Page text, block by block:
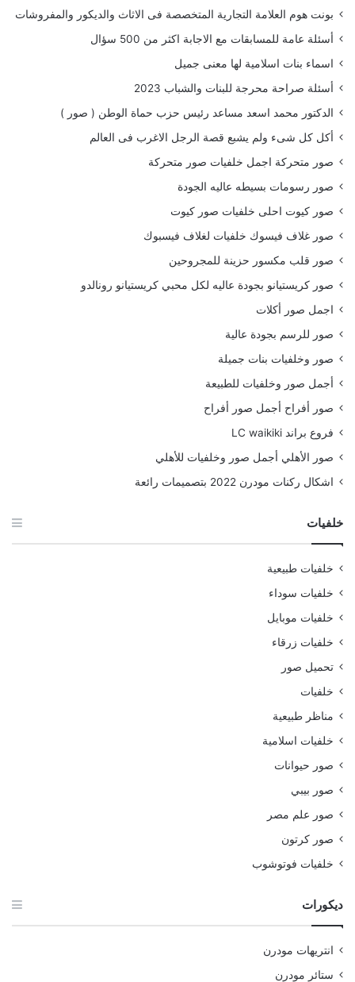
بونت هوم العلامة التجارية المتخصصة فى الاثاث والديكور والمفروشات
أسئلة عامة للمسابقات مع الاجابة اكثر من 500 سؤال
اسماء بنات اسلامية لها معنى جميل
أسئلة صراحة محرجة للبنات والشباب 2023
الدكتور محمد اسعد مساعد رئيس حزب حماة الوطن ( صور )
أكل كل شىء ولم يشبع قصة الرجل الاغرب فى العالم
صور متحركة اجمل خلفيات صور متحركة
صور رسومات بسيطه عاليه الجودة
صور كيوت احلى خلفيات صور كيوت
صور غلاف فيسوك خلفيات لغلاف فيسبوك
صور قلب مكسور حزينة للمجروحين
صور كريستيانو بجودة عاليه لكل محبي كريستيانو رونالدو
اجمل صور أكلات
صور للرسم بجودة عالية
صور وخلفيات بنات جميلة
أجمل صور وخلفيات للطبيعة
صور أفراح أجمل صور أفراح
فروع براند LC waikiki
صور الأهلي أجمل صور وخلفيات للأهلي
اشكال ركنات مودرن 2022 بتصميمات رائعة
خلفيات
خلفيات طبيعية
خلفيات سوداء
خلفيات موبايل
خلفيات زرقاء
تحميل صور
خلفيات
مناظر طبيعية
خلفيات اسلامية
صور حيوانات
صور بيبي
صور علم مصر
صور كرتون
خلفيات فوتوشوب
ديكورات
انتريهات مودرن
ستائر مودرن